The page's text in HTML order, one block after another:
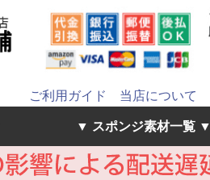
ご利用ガイド 当店について
▼ スポンジ素材一覧 ▼